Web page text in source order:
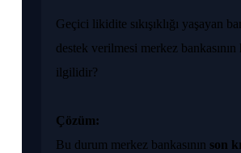
Geçici likidite sıkışıklığı yaşayan
destek verilmesi merkez
ilgilidir?
Çözüm:
Bu durum merkez bankasının son